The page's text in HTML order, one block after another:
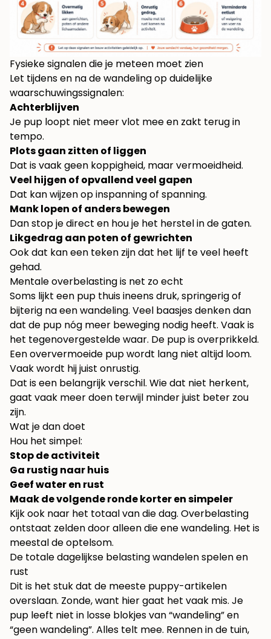
Fysieke signalen die je meteen moet zien
Let tijdens en na de wandeling op duidelijke
waarschuwingssignalen:
Achterblijven
Je pup loopt niet meer vlot mee en zakt terug in
tempo.
Plots gaan zitten of liggen
Dat is vaak geen koppigheid, maar vermoeidheid.
Veel hijgen of opvallend veel gapen
Dat kan wijzen op inspanning of spanning.
Mank lopen of anders bewegen
Dan stop je direct en hou je het herstel in de gaten.
Likgedrag aan poten of gewrichten
Ook dat kan een teken zijn dat het lijf te veel heeft
gehad.
Mentale overbelasting is net zo echt
Soms lijkt een pup thuis ineens druk, springerig of
bijterig na een wandeling. Veel baasjes denken dan
dat de pup nóg meer beweging nodig heeft. Vaak is
het tegenovergestelde waar. De pup is overprikkeld.
Een oververmoeide pup wordt lang niet altijd loom.
Vaak wordt hij juist onrustig.
Dat is een belangrijk verschil. Wie dat niet herkent,
gaat vaak meer doen terwijl minder juist beter zou
zijn.
Wat je dan doet
Hou het simpel:
Stop de activiteit
Ga rustig naar huis
Geef water en rust
Maak de volgende ronde korter en simpeler
Kijk ook naar het totaal van die dag. Overbelasting
ontstaat zelden door alleen die ene wandeling. Het is
meestal de optelsom.
De totale dagelijkse belasting wandelen spelen en
rust
Dit is het stuk dat de meeste puppy-artikelen
overslaan. Zonde, want hier gaat het vaak mis. Je
pup leeft niet in losse blokjes van “wandeling” en
“geen wandeling”. Alles telt mee. Rennen in de tuin,